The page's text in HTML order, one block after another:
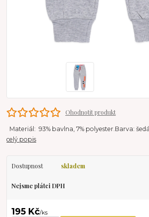
Ohodnotit produkt
Materiál: 93% bavlna, 7% polyester.Barva:
celý popis
Dostupnost skladem
Nejsme plátci DPH
195 Kč/ks